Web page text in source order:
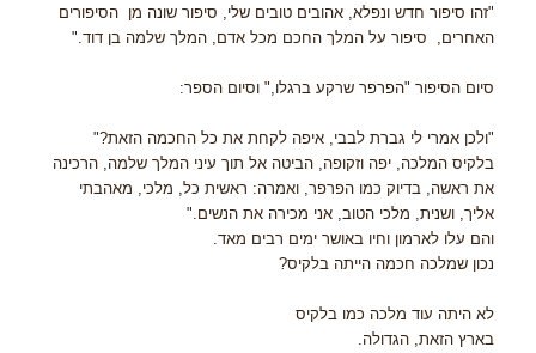
"זהו סיפור חדש ונפלא, אהובים טובים שלי, סיפור שונה מן הסיפורים
האחרים, סיפור על המלך החכם מכל אדם, המלך שלמה בן דוד."
סיום הסיפור "הפרפר שרקע ברגלו," וסיום הספר:
"ולכן אמרי לי גברת לבבי, איפה לקחת את כל החכמה הזאת?"
בלקיס המלכה, יפה וזקופה, הביטה אל תוך עיני המלך שלמה, הרכינה
את ראשה, בדיוק כמו הפרפר, ואמרה: ראשית כל, מלכי, מאהבתי
אליך, ושנית, מלכי הטוב, אני מכירה את הנשים."
והם עלו לארמון וחיו באושר ימים רבים מאד.
נכון שמלכה חכמה הייתה בלקיס?
לא היתה עוד מלכה כמו בלקיס
בארץ הזאת, הגדולה.